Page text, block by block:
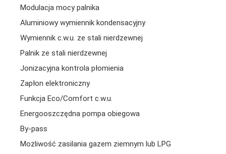
Modulacja mocy palnika
Aluminiowy wymiennik kondensacyjny
Wymiennik c.w.u. ze stali nierdzewnej
Palnik ze stali nierdzewnej
Jonizacyjna kontrola płomienia
Zapłon elektroniczny
Funkcja Eco/Comfort c.w.u.
Energooszczędna pompa obiegowa
By-pass
Możliwość zasilania gazem ziemnym lub LPG